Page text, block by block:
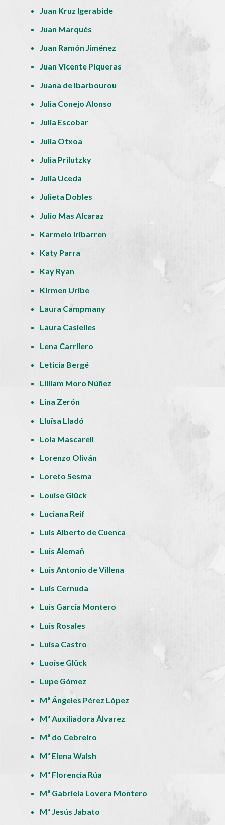
Juan Kruz Igerabide
Juan Marqués
Juan Ramón Jiménez
Juan Vicente Piqueras
Juana de Ibarbourou
Julia Conejo Alonso
Julia Escobar
Julia Otxoa
Julia Prilutzky
Julia Uceda
Julieta Dobles
Julio Mas Alcaraz
Karmelo Iribarren
Katy Parra
Kay Ryan
Kirmen Uribe
Laura Campmany
Laura Casielles
Lena Carrilero
Leticia Bergé
Lilliam Moro Núñez
Lina Zerón
Lluïsa Lladó
Lola Mascarell
Lorenzo Oliván
Loreto Sesma
Louise Glück
Luciana Reif
Luis Alberto de Cuenca
Luis Alemañ
Luis Antonio de Villena
Luis Cernuda
Luis García Montero
Luis Rosales
Luisa Castro
Luoise Glück
Lupe Gómez
Mª Ángeles Pérez López
Mª Auxiliadora Álvarez
Mª do Cebreiro
Mª Elena Walsh
Mª Florencia Rúa
Mª Gabriela Lovera Montero
Mª Jesús Jabato